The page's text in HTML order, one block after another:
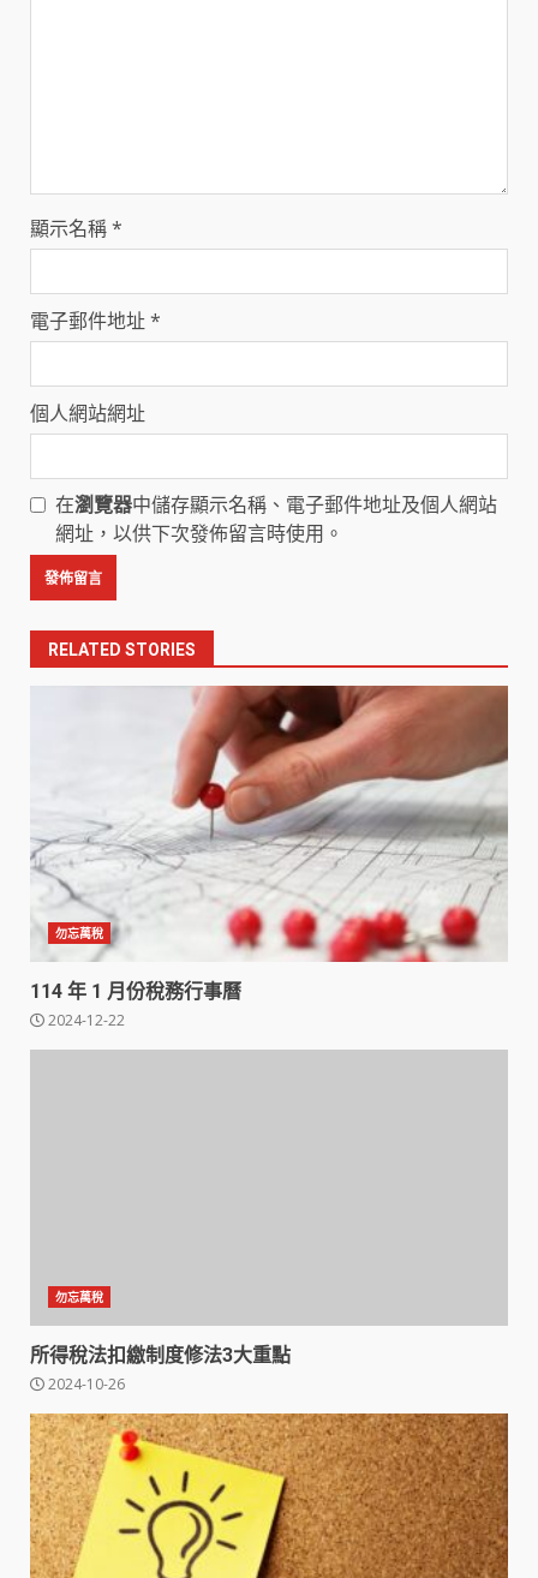
顯示名稱*
電子郵件地址*
個人網站網址
在瀏覽器中儲存顯示名稱、電子郵件地址及個人網站
網址，以供下次發佈留言時使用。
RELATED STORIES
勿忘萬稅
114 年 1 月份稅務行事曆
2024-12-22
勿忘萬稅
所得稅法扣繳制度修法3大重點
2024-10-26